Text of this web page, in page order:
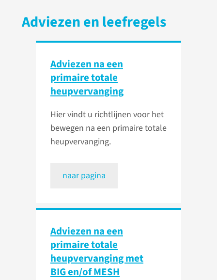
Adviezen en leefregels
Adviezen na een
primaire totale
heupvervanging
Hier vindt u richtlijnen voor het
bewegen na een primaire totale
heupvervanging.
naar pagina
Adviezen na een
primaire totale
heupvervanging met
BIG en/of MESH